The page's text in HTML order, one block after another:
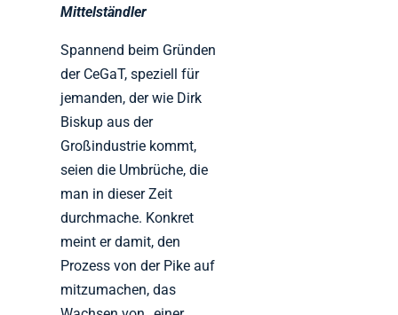
Mittelständler
Spannend beim Gründen
der CeGaT, speziell für
jemanden, der wie Dirk
Biskup aus der
Großindustrie kommt,
seien die Umbrüche, die
man in dieser Zeit
durchmache. Konkret
meint er damit, den
Prozess von der Pike auf
mitzumachen, das